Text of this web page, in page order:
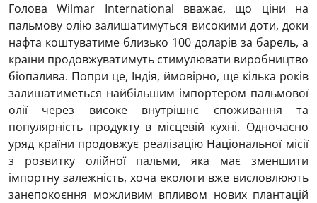
ГоловаWilmar International вважає, що ціни на
пальмову олію залишатимуться високими доти, доки
нафта коштуватиме близько 100 доларів за барель, а
країни продовжуватимуть стимулювати виробництво
біопалива. Попри це, Індія, ймовірно, ще кілька років
залишатиметься найбільшим імпортером пальмової
олії через високе внутрішнє споживання та
популярність продукту в місцевій кухні. Одночасно
уряд країни продовжує реалізацію Національної місії
з розвитку олійної пальми, яка має зменшити
імпортну залежність, хоча екологи вже висловлюють
занепокоєння можливим впливом нових плантацій